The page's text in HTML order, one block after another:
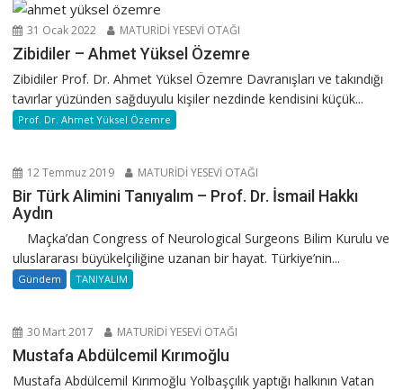
31 Ocak 2022 MATURİDİ YESEVİ OTAĞI
Zibidiler – Ahmet Yüksel Özemre
Zibidiler Prof. Dr. Ahmet Yüksel Özemre Davranışları ve takındığı
tavırlar yüzünden sağduyulu kişiler nezdinde kendisini küçük...
Prof. Dr. Ahmet Yüksel Özemre
12 Temmuz 2019 MATURİDİ YESEVİ OTAĞI
Bir Türk Alimini Tanıyalım – Prof. Dr. İsmail Hakkı
Aydın
Maçka’dan Congress of Neurological Surgeons Bilim Kurulu ve
uluslararası büyükelçiliğine uzanan bir hayat. Türkiye’nin...
Gündem TANIYALIM
30 Mart 2017 MATURİDİ YESEVİ OTAĞI
Mustafa Abdülcemil Kırımoğlu
Mustafa Abdülcemil Kırımoğlu Yolbaşçılık yaptığı halkının Vatan